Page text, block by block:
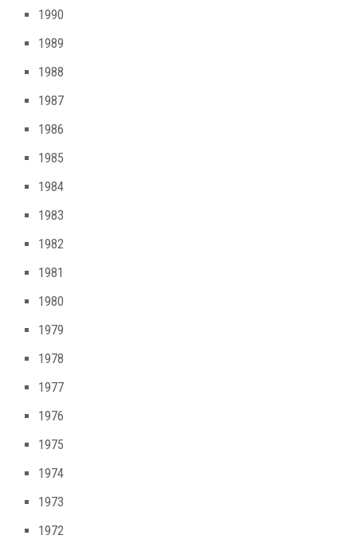
1990
1989
1988
1987
1986
1985
1984
1983
1982
1981
1980
1979
1978
1977
1976
1975
1974
1973
1972